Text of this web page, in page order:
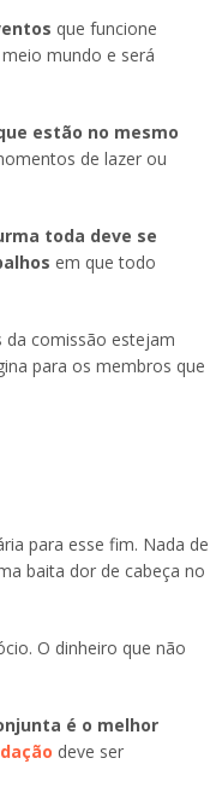
que funcione
mundo e será
estão no mesmo
de lazer ou
toda deve se
em que todo
da comissão estejam
para os membros que
para esse fim. Nada de
baita dor de cabeça no
O dinheiro que não
é o melhor
deve ser